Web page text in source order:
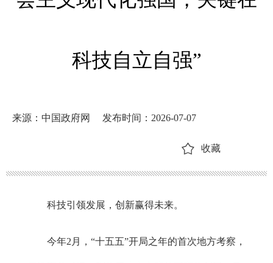
科技自立自强”
来源：中国政府网 发布时间：2026-07-07
收藏
科技引领发展，创新赢得未来。
今年2月，“十五五”开局之年的首次地方考察，